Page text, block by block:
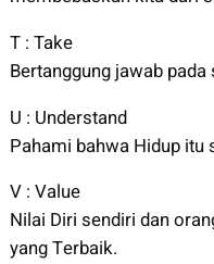
T : Take
Bertanggung jawab
U : Understand
Pahami bahwa Hidup
V : Value
Nilai Diri sendiri dan
yang Terbaik.